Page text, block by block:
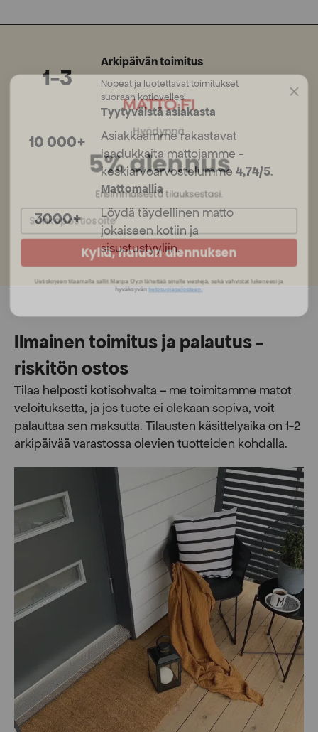
1-3
Arkipäivän toimitus
Nopeat ja luotettavat toimitukset
suoraan kotiovellesi
10 000+
Tyytyväistä asiakasta
Asiakkaamme rakastavat
laadukkaita mattojamme -
keskiarvoarvostelumme4,74/5.
3000+
Mattomallia
Löydä täydellinen matto
jokaiseen kotiin ja
sisustustyyliin.
Ilmainen toimitus ja palautus -
riskitön ostos
Tilaa helposti kotisohvalta – me toimitamme matot
veloituksetta, ja jos tuote ei olekaan sopiva, voit
palauttaa sen maksutta. ​​Tilausten käsittelyaika on 1-2
arkipäivää varastossa olevien tuotteiden kohdalla.
Hyödynnä
5% alennus
Ensimmäisestä tilauksestasi.
Kyllä, haluan alennuksen
Uutiskirjeen tilaamalla sallit Maripa Oy:n lähettää sinulle viestejä, sekä vahvistat lukeneesi ja